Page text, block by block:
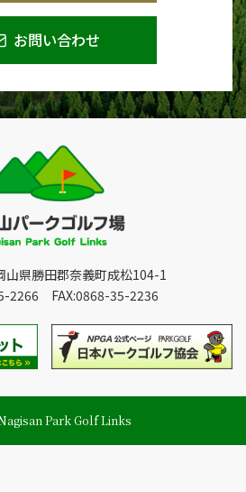
お問い合わせ
山県勝田郡奈義町成松104-1
2266 FAX:0868-35-2236
Park Golf Links